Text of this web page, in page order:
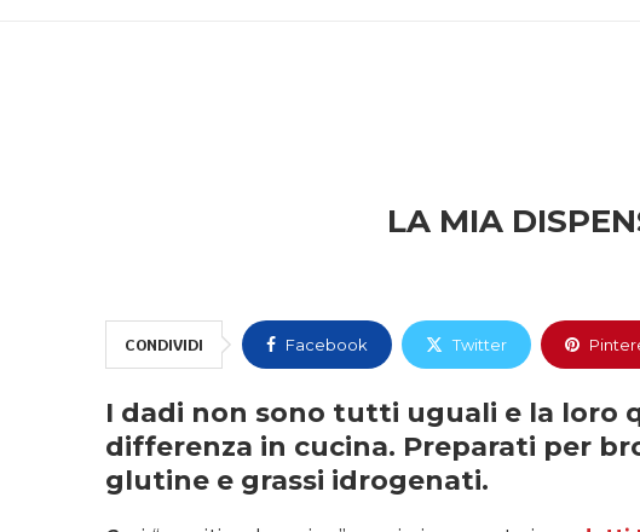
LA MIA
CONDIVIDI Facebook Twitter
I dadi non sono tutti uguali e la loro
differenza in cucina. Preparati per
glutine e grassi idrogenati.